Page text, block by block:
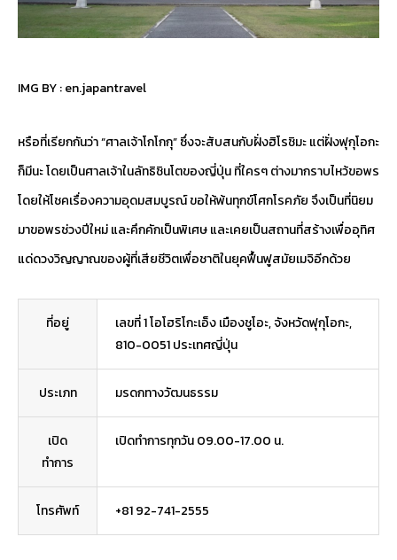
IMG BY :en.japantravel
หรือที่เรียกกันว่า “ศาลเจ้าโกโกกุ” ซึ่งจะสับสนกับฝั่งฮิโรชิมะ แต่ฝั่งฟุกุโอกะ
ก็มีนะ โดยเป็นศาลเจ้าในลัทธิชินโตของญี่ปุ่น ที่ใครๆ ต่างมากราบไหว้ขอพร
โดยให้โชคเรื่องความอุดมสมบูรณ์ ขอให้พ้นทุกข์โศกโรคภัย จึงเป็นที่นิยม
มาขอพรช่วงปีใหม่ และคึกคักเป็นพิเศษ และเคยเป็นสถานที่สร้างเพื่ออุทิศ
แด่ดวงวิญญาณของผู้ที่เสียชีวิตเพื่อชาติในยุคฟื้นฟูสมัยเมจิอีกด้วย
ที่อยู่
เลขที่ 1 โอโฮริโกะเอ็ง เมืองชูโอะ, จังหวัดฟุกุโอกะ,
810-0051 ประเทศญี่ปุ่น
ประเภท มรดกทางวัฒนธรรม
เปิด
ทำการ
เปิดทำการทุกวัน 09.00-17.00 น.
โทรศัพท์ +81 92-741-2555